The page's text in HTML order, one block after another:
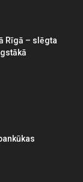
Rīgā – slēgta